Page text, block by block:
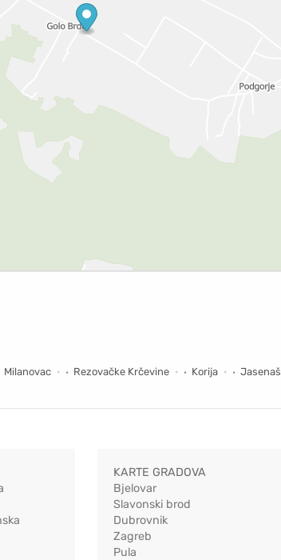
Milanovac Rezovačke Krčevine Korija Jasenaš
KARTE GRADOVA
Bjelovar
Slavonski brod
Dubrovnik
Zagreb
Pula